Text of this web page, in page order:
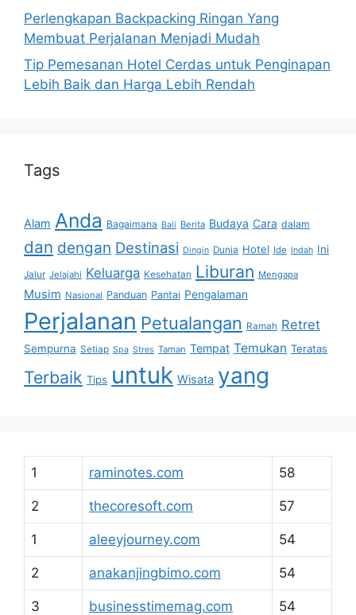
Perlengkapan Backpacking Ringan Yang
Membuat Perjalanan Menjadi Mudah
Tip Pemesanan Hotel Cerdas untuk Penginapan
Lebih Baik dan Harga Lebih Rendah
Tags
Alam Anda Bagaimana Bali Berita Budaya Cara dalam
dan dengan Destinasi Dingin Dunia Hotel Ide Indah Ini
Jalur Jelajahi Keluarga Kesehatan Liburan Mengapa
Musim Nasional Panduan Pantai Pengalaman
Perjalanan Petualangan Ramah Retret
Sempurna Setiap Spa Stres Taman Tempat Temukan Teratas
Terbaik Tips untuk Wisata yang
1 raminotes.com 58
2 thecoresoft.com 57
1 aleeyjourney.com 54
2 anakanjingbimo.com 54
3 businesstimemag.com 54